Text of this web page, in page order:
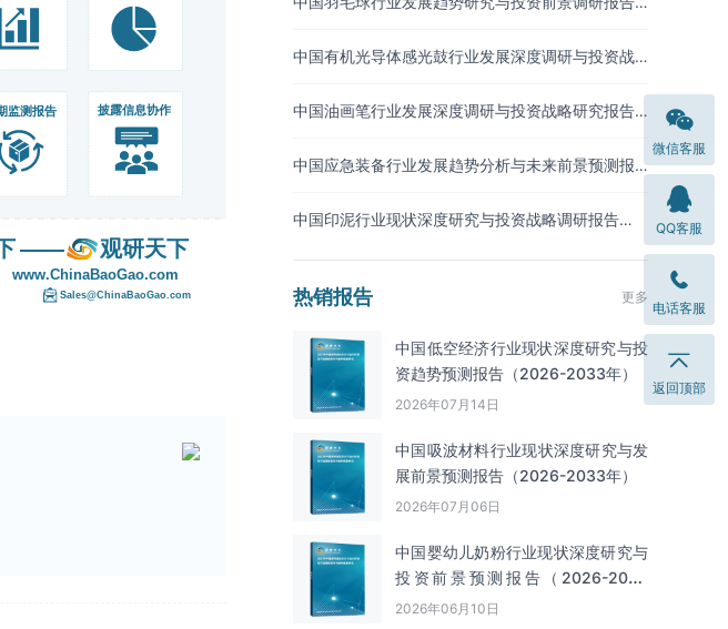
中国有机光导体感光鼓行业发展深度调研与投资战
中国油画笔行业发展深度调研与投资战略研究报告
中国应急装备行业发展趋势分析与未来前景预测报
中国印泥行业现状深度研究与投资战略调研报告
热销报告 更多
中国低空经济行业现状深度研究与投
资趋势预测报告（2026-2033年）
2026年07月14日
中国吸波材料‌‌‌行业现状深度研究与发
展前景预测报告（2026-2033年）
2026年07月06日
中国婴幼儿奶粉行业现状深度研究与
投资前景预测报告（2026-2033
年）
2026年06月10日
微信客服
QQ客服
电话客服
返回顶部